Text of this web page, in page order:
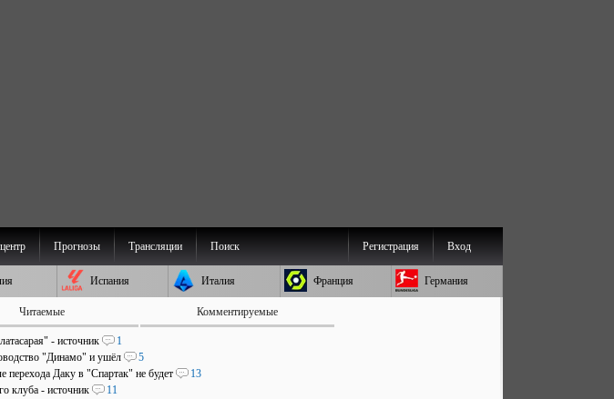
Прогнозы Трансляции Поиск Вход
Регистрация
Испания Италия Франция Германия
Читаемые Комментируемые
- источник
1
"Динамо" и ушёл
5
перехода Даку в "Спартак" не будет
13
клуба - источник
11